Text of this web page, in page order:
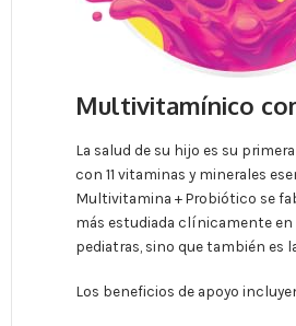
Multivitamínico
La salud de su hijo es su
con 11 vitaminas y minerales
Multivitamina + Probiótico se
más estudiada clínicamente
pediatras, sino que también es
Los beneficios de apoyo